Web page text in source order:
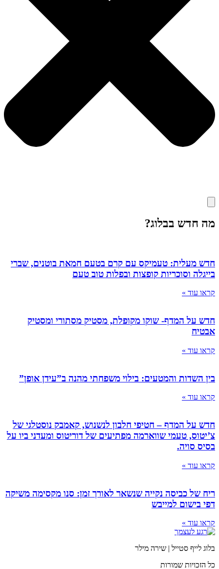
מה חדש בבלוג?
חדש מעלית: טעמיקס עם קרם בטעם חמאת בוטנים, שברי
בייגלה וסוכריות קופצות ובפלות טוב טעם
קראו עוד »
חדש על המדף- שוקו מקופלת, מסטיק מסתורי ומסטיק
אבטיח
קראו עוד »
בין השדות והמטעים: בילוי משפחתי מהנה ב”עידן אופן”
קראו עוד »
חדש על המדף – חטיפי חלבון לנשנוש, קאמבק נוסטלגי של
צ’יטוס, טעמי שווארמה מפתיעים של דוריטוס ומעדני ביו על
בסיס סויה.
קראו עוד »
ריח של כביסה נקייה שנשאר לאורך זמן: סנו מקסימה משיקה
דפי בישום למייבש
קראו עוד »
בלוג לייף סטייל | שירה מילר
כל הזכויות שמורות